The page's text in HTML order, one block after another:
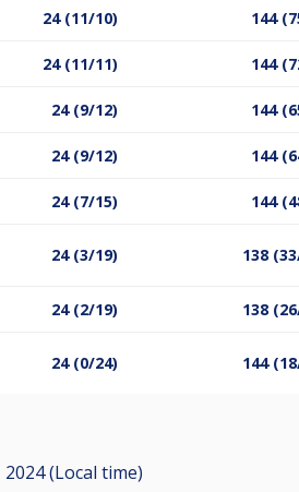
24 (11/10) 144
24 (11/11) 144
24 (9/12) 144
24 (9/12) 144
24 (7/15) 144
24 (3/19) 138
24 (2/19) 138
24 (0/24) 144
2024 (Local time)